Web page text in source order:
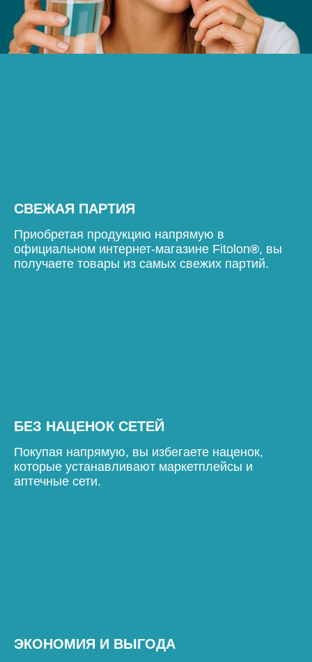
СВЕЖАЯ ПАРТИЯ
Приобретая продукцию напрямую в
официальном интернет-магазине Fitolon®, вы
получаете товары из самых свежих партий.
БЕЗ НАЦЕНОК СЕТЕЙ
Покупая напрямую, вы избегаете наценок,
которые устанавливают маркетплейсы и
аптечные сети.
ЭКОНОМИЯ И ВЫГОДА